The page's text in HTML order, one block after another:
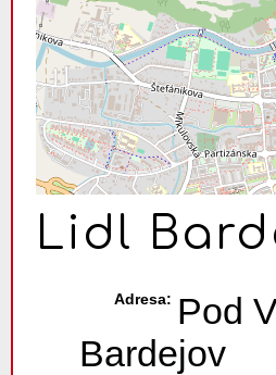
Lidl
Adresa: Pod
Bardejov